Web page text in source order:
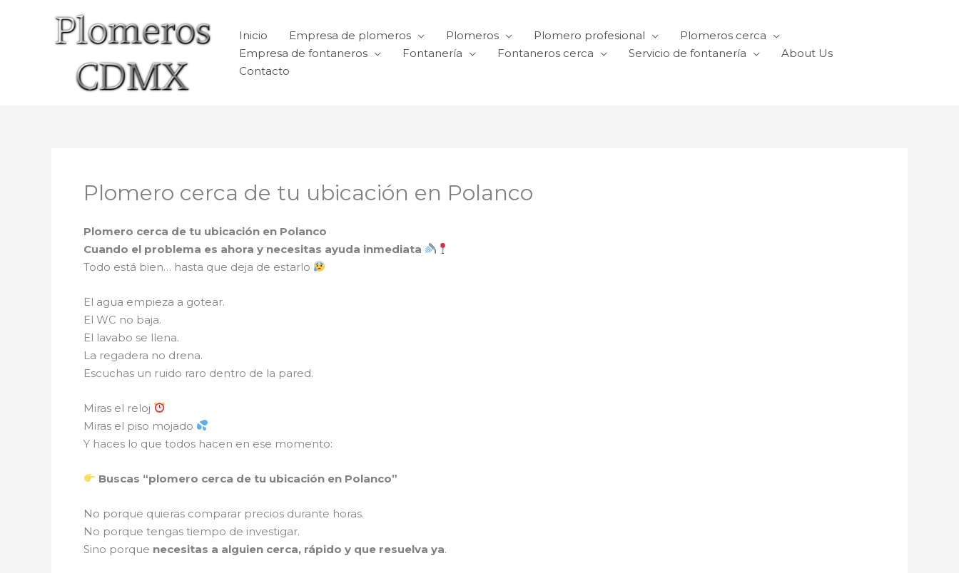
Inicio Empresa de plomeros Plomeros Plomero profesional
Plomeros cerca
Empresa de fontaneros
Fontanería Fontaneros cerca Servicio de fontanería
About Us
Contacto
Plomero cerca de tu ubicación en Polanco
Plomero cerca de tu ubicación en Polanco
Cuando el problema es ahora y necesitas ayuda inmediata
Todo está bien… hasta que deja de estarlo
El agua empieza a gotear.
El WC no baja.
El lavabo se llena.
La regadera no drena.
Escuchas un ruido raro dentro de la pared.
Miras el reloj
Miras el piso mojado
Y haces lo que todos hacen en ese momento:
Buscas “plomero cerca de tu ubicación en Polanco”
No porque quieras comparar precios durante horas.
No porque tengas tiempo de investigar.
Sino porque necesitas a alguien cerca, rápido y que resuelva ya.